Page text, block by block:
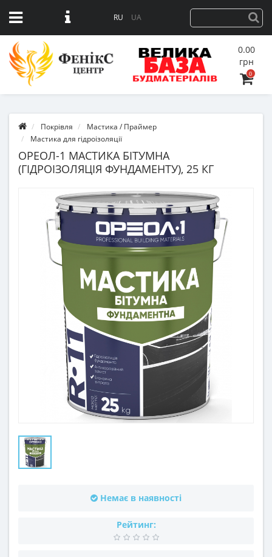
RU UA
0.00
грн
0
Покрівля
Мастика / Праймер
Мастика для гідроізоляції
ОРЕОЛ-1 МАСТИКА БІТУМНА
(ГІДРОІЗОЛЯЦІЯ ФУНДАМЕНТУ), 25 КГ
Немає в наявності
Рейтинг: